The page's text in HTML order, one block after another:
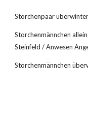
Storchenpaar
Storchenmännchen
Steinfeld / Anwesen
Storchenmännchen